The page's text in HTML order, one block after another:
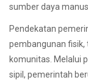
sumber daya
Pendekatan
pembangunan fisik,
komunitas. Melalui
sipil, pemerintah